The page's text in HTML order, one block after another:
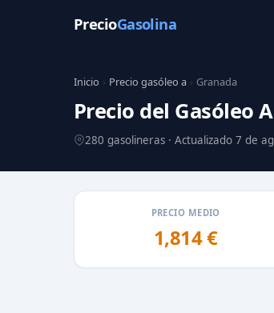
PrecioGasolina
Inicio › Precio gasóleo a › Granada
Precio del Gasóleo
280 gasolineras · Actualizado 7 de
PRECIO MEDIO
1,814 €